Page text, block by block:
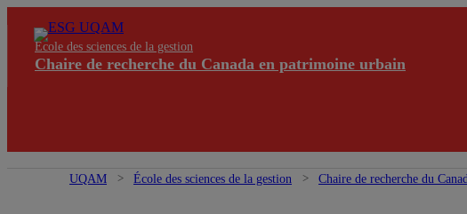
École des sciences de la gestion
Chaire de recherche du Canada en patrimoine urbain
UQAM École des sciences de la gestion Chaire de recherche du